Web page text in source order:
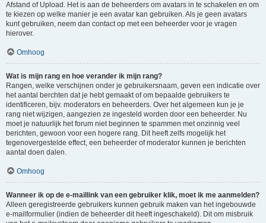
Afstand of Upload. Het is aan de beheerders om avatars in te schakelen en om
te kiezen op welke manier je een avatar kan gebruiken. Als je geen avatars
kunt gebruiken, neem dan contact op met een beheerder voor je vragen
hierover.
Omhoog
Wat is mijn rang en hoe verander ik mijn rang?
Rangen, welke verschijnen onder je gebruikersnaam, geven een indicatie over
het aantal berchten dat je hebt gemaakt of om bepaalde gebruikers te
identificeren, bijv. moderators en beheerders. Over het algemeen kun je je
rang niet wijzigen, aangezien ze ingesteld worden door een beheerder. Nu
moet je natuurlijk het forum niet beginnen te spammen met onzinnig veel
berichten, gewoon voor een hogere rang. Dit heeft zelfs mogelijk het
tegenovergestelde effect, een beheerder of moderator kunnen je berichten
aantal doen dalen.
Omhoog
Wanneer ik op de e-maillink van een gebruiker klik, moet ik me aanmelden?
Alleen geregistreerde gebruikers kunnen gebruik maken van het ingebouwde
e-mailformulier (indien de beheerder dit heeft ingeschakeld). Dit om misbruik